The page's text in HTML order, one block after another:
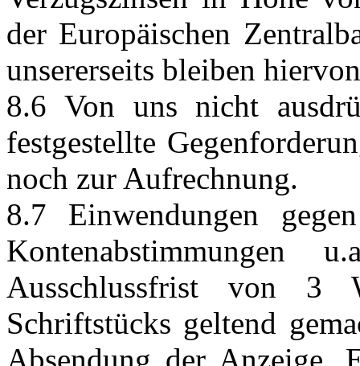
der Europäischen
unsererseits bleiben
8.6 Von uns nicht
festgestellte
noch zur Aufrechnung.
8.7 Einwendungen
Kontenabstimmungen
Ausschlussfrist von 3
Schriftstücks geltend
Absendung der Anzeige.